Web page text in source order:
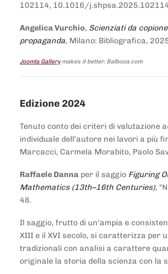
102114, 10.1016/
Angelica Vurchio, Scienziati da
propaganda, Milano: Bibliografica,
Joomla Gallerymakes it better. Balbooa.com
Edizione 2024
Tenuto conto dei criteri di valutazione
individuale dell'autore nei lavori a più
Marcacci, Carmela Morabito, Paolo
Raffaele Danna per il saggio Figuring
Mathematics (13th–16th Centuries),
48.
Il saggio, frutto di un'ampia e
XIII e il XVI secolo, si caratterizza per
tradizionali con analisi a carattere
originale la storia della scienza con la